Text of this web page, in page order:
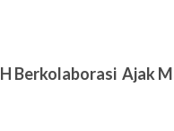
Berkolaborasi Ajak